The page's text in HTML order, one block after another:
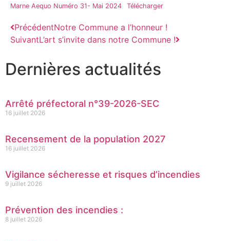
Marne Aequo Numéro 31- Mai 2024 Télécharger
PrécédentNotre Commune a l’honneur !
SuivantL’art s’invite dans notre Commune !
Dernières actualités
Arrêté préfectoral n°39-2026-SEC
16 juillet 2026
Recensement de la population 2027
16 juillet 2026
Vigilance sécheresse et risques d’incendies
9 juillet 2026
Prévention des incendies :
8 juillet 2026